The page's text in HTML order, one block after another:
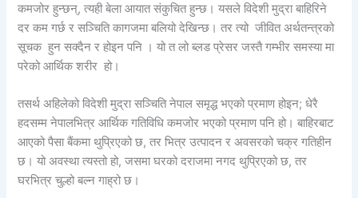
कमजोर हुन्छन्, त्यही बेला आयात संकुचित हुन्छ। यसले विदेशी मुद्रा बाहिरिने
दर कम गर्छ र सञ्चिति कागजमा बलियो देखिन्छ। तर त्यो जीवित अर्थतन्त्रको
सूचक हुन सक्दैन र होइन पनि । यो त लो ब्लड प्रेसर जस्तै गम्भीर समस्या मा
परेको आर्थिक शरीर हो।
तसर्थ अहिलेको विदेशी मुद्रा सञ्चिति नेपाल समृद्ध भएको प्रमाण होइन; धेरै
हदसम्म नेपालभित्र आर्थिक गतिविधि कमजोर भएको प्रमाण पनि हो। बाहिरबाट
आएको पैसा बैंकमा थुप्रिएको छ, तर भित्र उत्पादन र अवसरको चक्र गतिहीन
छ। यो अवस्था त्यस्तो हो, जसमा घरको दराजमा नगद थुप्रिएको छ, तर
घरभित्र चुल्हो बल्न गाह्रो छ।